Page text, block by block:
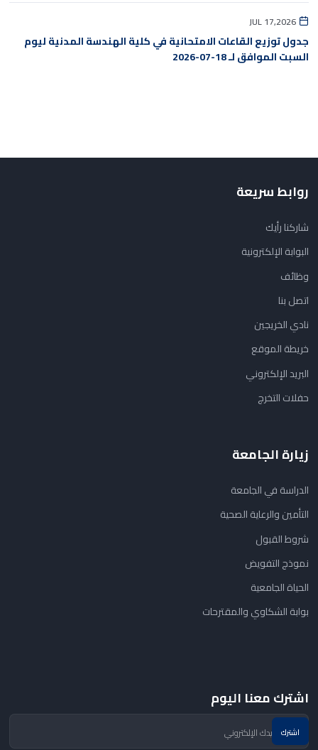
JUL 17,2026
جدول توزيع القاعات الامتحانية في كلية الهندسة المدنية ليوم
السبت الموافق لـ 18-07-2026
روابط سريعة
شاركنا رأيك
البوابة الإلكترونية
وظائف
اتصل بنا
نادي الخريجين
خريطة الموقع
البريد الإلكتروني
حفلات التخرج
زيارة الجامعة
الدراسة في الجامعة
التأمين والرعاية الصحية
شروط القبول
نموذج التفويض
الحياة الجامعية
بوابة الشكاوي والمقترحات
اشترك معنا اليوم